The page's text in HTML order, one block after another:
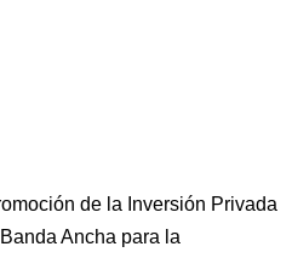
de la Inversión Privada
Ancha para la